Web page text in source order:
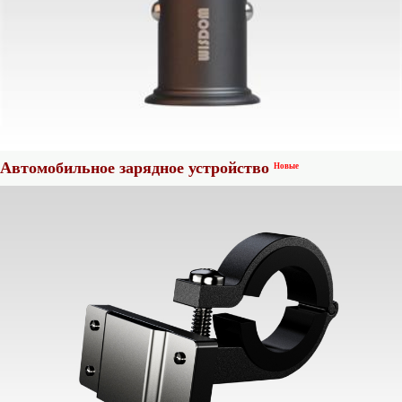
Автомобильное зарядное устройство Новые